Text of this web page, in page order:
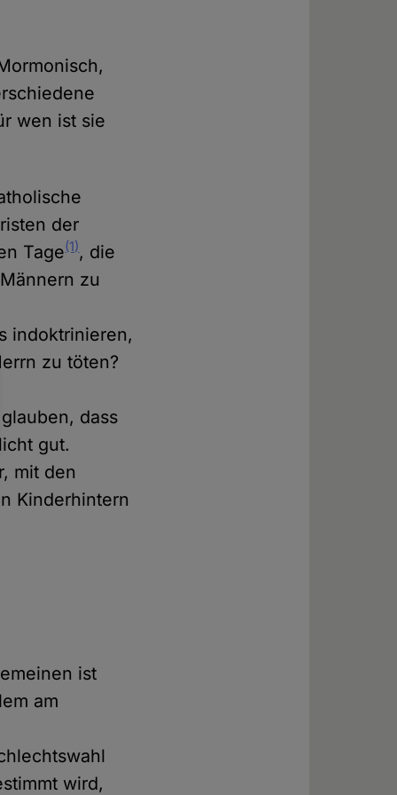
wen ist sie
der
Tage(1), die
zu
indoktrinieren,
zu töten?
dass
gut.
mit den
Kinderhintern
ist
am
wird,